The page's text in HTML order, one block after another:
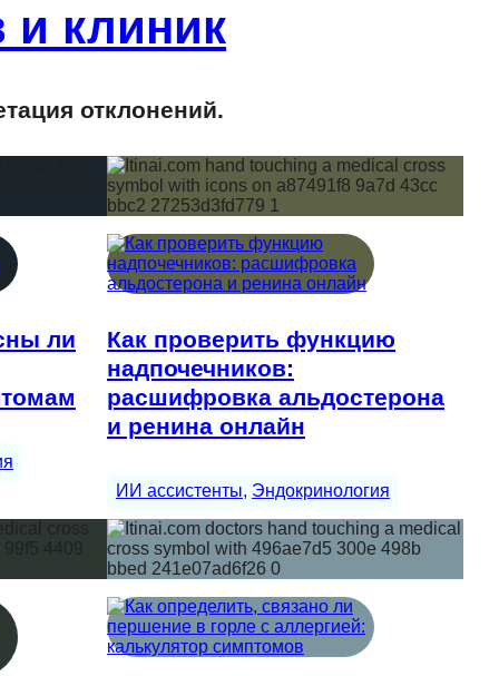
клиник
отклонений.
ли
Как проверить функцию
надпочечников:
расшифровка альдостерона
и ренина онлайн
ИИ ассистенты, Эндокринология